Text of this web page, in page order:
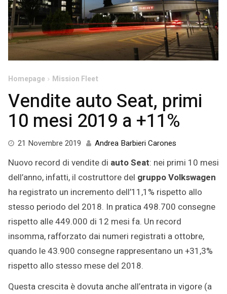
Homepage Mission Fleet
Vendite auto Seat, primi
10 mesi 2019 a +11%
21 Novembre 2019 21
2019
Andrea Barbieri Carones
Nuovo record di vendite di auto Seat: nei primi 10 mesi
dell’anno, infatti, il costruttore del gruppo Volkswagen
ha registrato un incremento dell’11,1% rispetto allo
stesso periodo del 2018. In pratica 498.700 consegne
rispetto alle 449.000 di 12 mesi fa. Un record
insomma, rafforzato dai numeri registrati a ottobre,
quando le 43.900 consegne rappresentano un +31,3%
rispetto allo stesso mese del 2018.
Questa crescita è dovuta anche all’entrata in vigore (a